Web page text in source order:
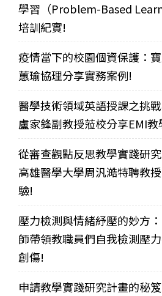
學習（Problem-Based
培訓紀實!
疫情當下的校園個資保護：
蕙瑜協理分享實務案例!
醫學技術領域英語授課之挑
盧家鋒副教授蒞校分享EMI
從審查觀點反思教學實踐研
高雄醫學大學周汎澔特聘教
驗!
壓力檢測與情緒紓壓的妙方
師帶領教職員們自我檢測壓
創傷!
申請教學實踐研究計畫的秘